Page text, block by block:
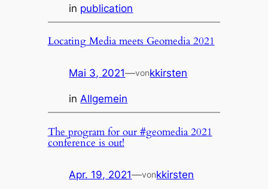
in publication
Locating Media meets Geomedia 2021
Mai 3, 2021—vonkkirsten
inAllgemein
The program for our #geomedia 2021
conference is out!
Apr. 19, 2021—vonkkirsten